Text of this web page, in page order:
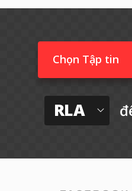
Chọn Tập tin
RLA